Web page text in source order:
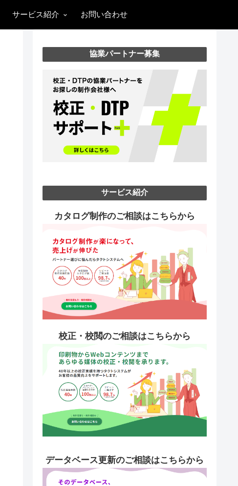
サービス紹介 お問い合わせ
協業パートナー募集
サービス紹介
カタログ制作のご相談はこちらから
校正・校閲のご相談はこちらから
データベース更新のご相談はこちらから